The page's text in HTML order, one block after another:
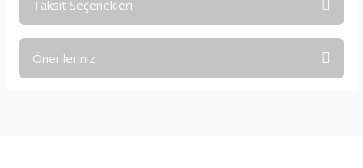
Taksit Seçenekleri
Önerileriniz